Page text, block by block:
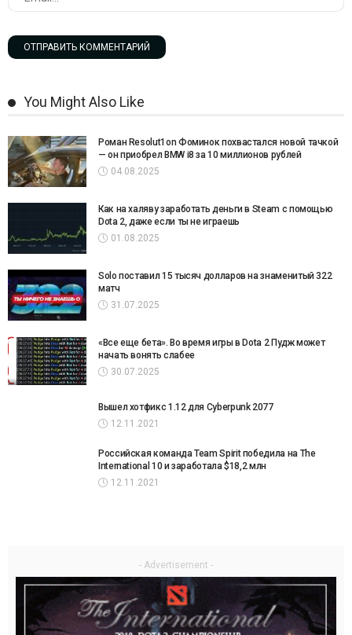
You Might Also Like
Роман Resolut1on Фоминок похвастался новой тачкой
— он приобрел BMW i8 за 10 миллионов рублей
04.08.2025
Как на халяву заработать деньги в Steam с помощью
Dota 2, даже если ты не играешь
01.08.2025
Solo поставил 15 тысяч долларов на знаменитый 322
матч
31.07.2025
«Все еще бета». Во время игры в Dota 2 Пудж может
начать вонять слабее
30.07.2025
Вышел хотфикс 1.12 для Cyberpunk 2077
12.11.2021
Российская команда Team Spirit победила на The
International 10 и заработала $18,2 млн
12.11.2021
- Advertisement -